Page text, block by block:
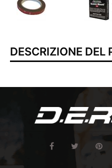
DESCRIZIONE DEL